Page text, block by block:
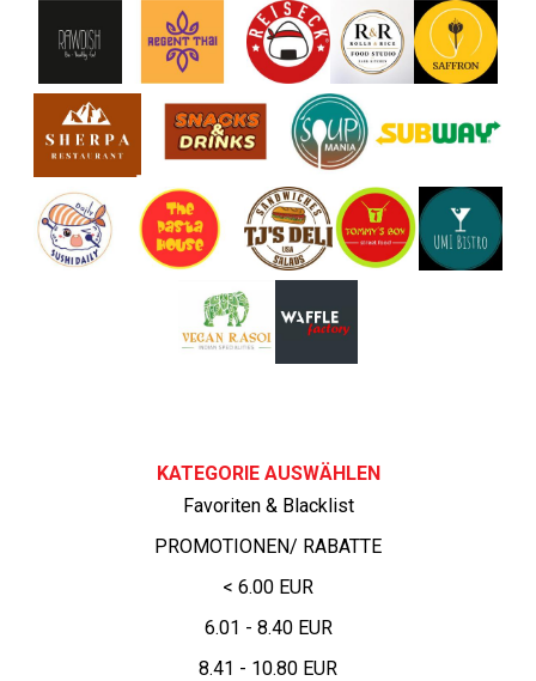
KATEGORIE AUSWÄHLEN
Favoriten & Blacklist
PROMOTIONEN/ RABATTE
< 6.00 EUR
6.01 - 8.40 EUR
8.41 - 10.80 EUR